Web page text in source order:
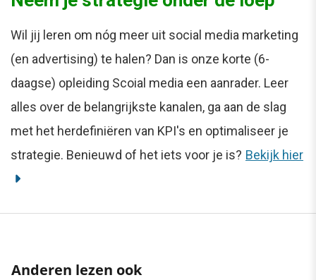
Wil jij leren om nóg meer uit social media marketing
(en advertising) te halen? Dan is onze korte (6-
daagse) opleiding Scoial media een aanrader. Leer
alles over de belangrijkste kanalen, ga aan de slag
met het herdefiniëren van KPI's en optimaliseer je
strategie. Benieuwd of het iets voor je is? Bekijk hier
Anderen lezen ook